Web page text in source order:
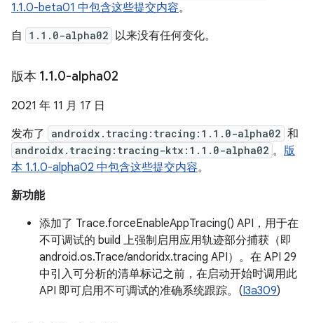
1.1.0-beta01 中包含这些提交内容。
自
1.1.0-alpha02 以来没有任何变化。
版本 1.1.0-alpha02
2021 年 11 月 17 日
发布了
androidx.tracing:tracing:1.1.0-alpha02 和
androidx.tracing:tracing-ktx:1.1.0-alpha02 。 版
本 1.1.0-alpha02 中包含这些提交内容。
新功能
添加了 Trace.forceEnableAppTracing() API，用于在
不可调试的 build 上强制启用应用轨迹部分捕获（即
android.os.Trace/andoridx.tracing API）。在 API 29
中引入可分析的清单标记之前，在启动开始时调用此
API 即可启用不可调试的准确系统跟踪。(I3a309)